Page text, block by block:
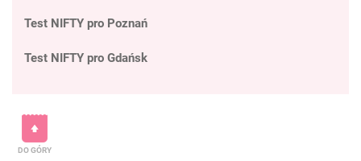
Test NIFTY pro Poznań
Test NIFTY pro Gdańsk
DO GÓRY